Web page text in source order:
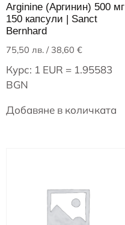
Arginine (Аргинин) 500 мг
150 капсули | Sanct
Bernhard
75,50 лв. / 38,60 €
Курс: 1 EUR = 1.95583
BGN
Добавяне в количката